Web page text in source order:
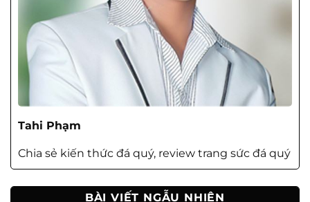
Tahi Phạm
Chia sẻ kiến thức đá quý, review trang sức đá quý
BÀI VIẾT NGẪU NHIÊN